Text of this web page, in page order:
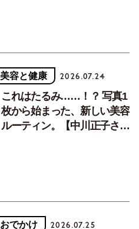
美容と健康 2026.07.24
これはたるみ……！？ 写真1
枚から始まった、新しい美容
ルーティン。【中川正子さん
おでかけ 2026.07.25